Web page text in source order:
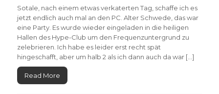
Sotale, nach einem etwas verkaterten Tag, schaffe ich es
jetzt endlich auch mal an den PC. Alter Schwede, das war
eine Party. Es wurde wieder eingeladen in die heiligen
Hallen des Hype-Club um den Frequenzuntergrund zu
zelebrieren. Ich habe es leider erst recht spät
hingeschafft, aber um halb 2 als ich dann auch da war […]
Read More